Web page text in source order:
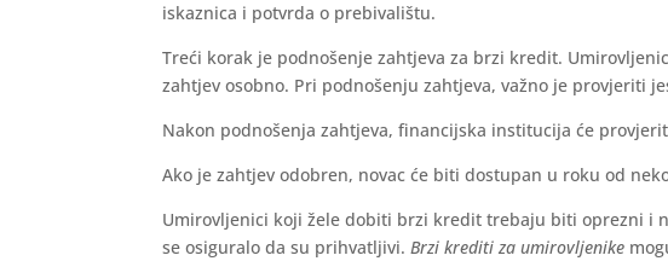
iskaznica i potvrda o prebivalištu.
Treći korak je podnošenje zahtjeva za brzi kredit.
zahtjev osobno. Pri podnošenju zahtjeva, važno je provjeriti
Nakon podnošenja zahtjeva, financijska institucija će
Ako je zahtjev odobren, novac će biti dostupan u roku od
Umirovljenici koji žele dobiti brzi kredit trebaju biti oprezni i
se osiguralo da su prihvatljivi.Brzi krediti za umirovljenike